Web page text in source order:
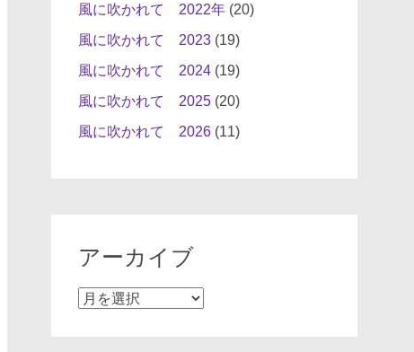
風に吹かれて 2022年(20)
風に吹かれて 2023(19)
風に吹かれて 2024(19)
風に吹かれて 2025(20)
風に吹かれて 2026(11)
アーカイブ
ア